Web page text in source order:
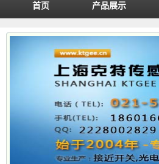
首页 产品展示